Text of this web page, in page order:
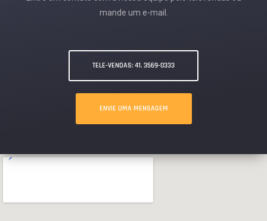
mande um e-mail.
TELE-VENDAS: 41. 3569-0333
ENVIE UMA MENSAGEM